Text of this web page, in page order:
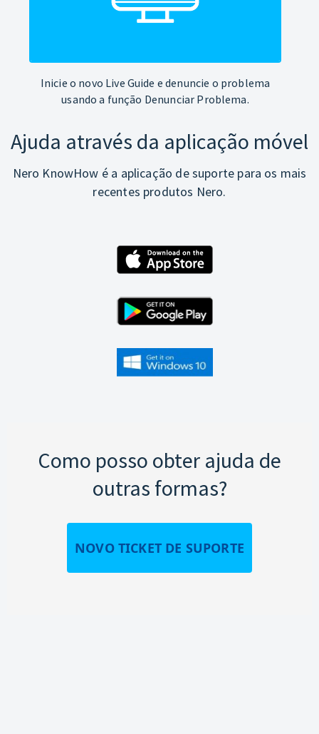
Inicie o novo Live Guide e denuncie o problema
usando a função Denunciar Problema.
Ajuda através da aplicação móvel
Nero KnowHow é a aplicação de suporte para os mais
recentes produtos Nero.
Como posso obter ajuda de
outras formas?
NOVO TICKET DE SUPORTE